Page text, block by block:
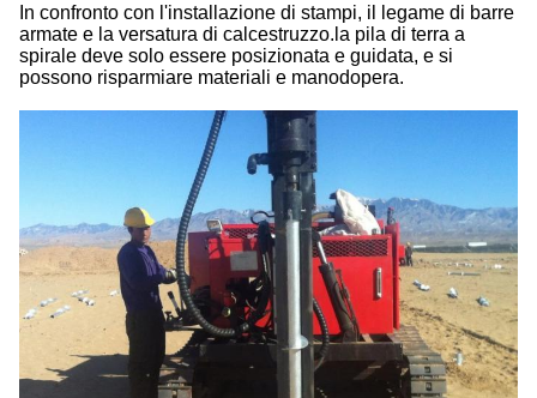
In confronto con l'installazione di stampi, il legame di barre
armate e la versatura di calcestruzzo.la pila di terra a
spirale deve solo essere posizionata e guidata, e si
possono risparmiare materiali e manodopera.